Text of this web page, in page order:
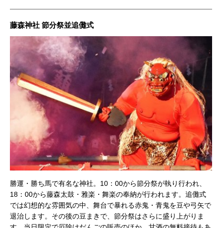
藤森神社 節分祭並追儺式
勝運・勝ち馬で有名な神社。10：00から節分祭が執り行われ、
18：00から藤森太鼓・雅楽・舞楽の奉納が行われます。追儺式
では幻想的な雰囲気の中、舞台で暴れる赤鬼・青鬼を豆や弓矢で
退治します。その後の豆まきで、節分祭はさらに盛り上がりま